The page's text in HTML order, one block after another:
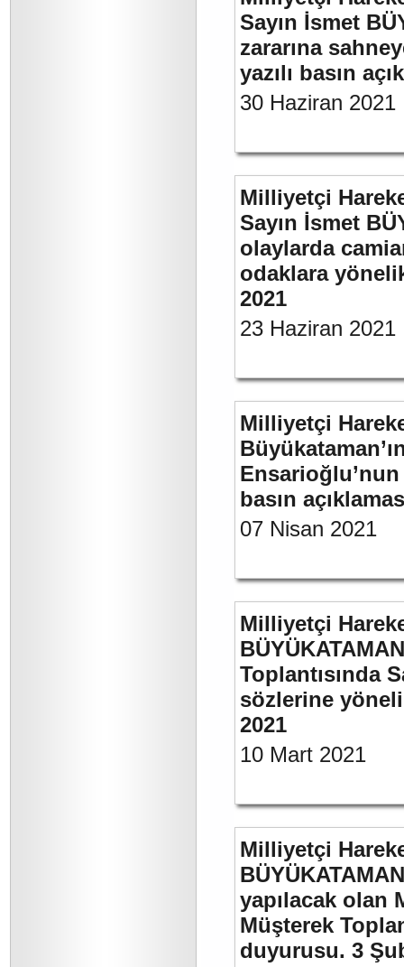
Sayın İsmet
zararına
yazılı basın
30 Haziran 2021
Milliyetçi
Sayın İsmet
olaylarda
odaklara
2021
23 Haziran 2021
Milliyetçi
Ensarioğlu’nun
basın
07 Nisan 2021
Milliyetçi
Toplantısında
sözlerine
2021
10 Mart 2021
Milliyetçi
yapılacak olan
Müşterek
duyurusu. 3